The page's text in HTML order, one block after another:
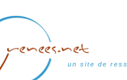
un site de